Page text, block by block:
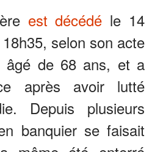
est décédé le 14
selon son acte
âgé de 68 ans, et a
après avoir lutté
Depuis plusieurs
banquier se faisait